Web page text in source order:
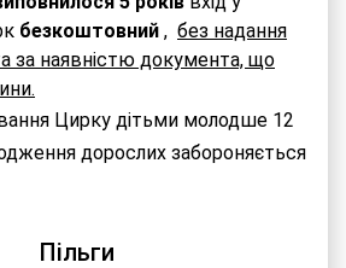
безкоштовний , без надання
за наявністю документа, що
Цирку дітьми молодше 12
дорослих забороняється
Пільги